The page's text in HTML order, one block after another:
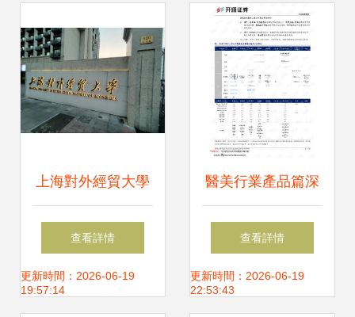
上海對外經貿大學
考研輔導 直系研究
生助力經濟貿易專
查看詳情
更新時間：2026-06-19
19:57:14
醫美行業產品篇深
度解析 顏值經濟浪
潮下的龍頭崛起之
查看詳情
更新時間：2026-06-19
22:53:43